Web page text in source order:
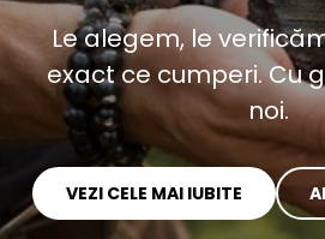
Le alegem, le
exact ce cumperi. Cu
noi.
VEZI CELE MAI IUBITE